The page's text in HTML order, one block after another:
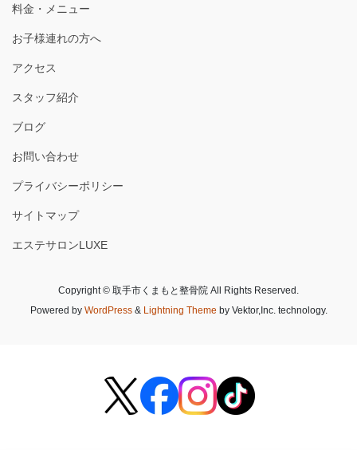
料金・メニュー
お子様連れの方へ
アクセス
スタッフ紹介
ブログ
お問い合わせ
プライバシーポリシー
サイトマップ
エステサロンLUXE
Copyright © 取手市くまもと整骨院 All Rights Reserved.
Powered by WordPress& Lightning Theme by Vektor,Inc. technology.